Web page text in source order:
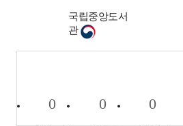
국립중앙도서
관
0 0 0